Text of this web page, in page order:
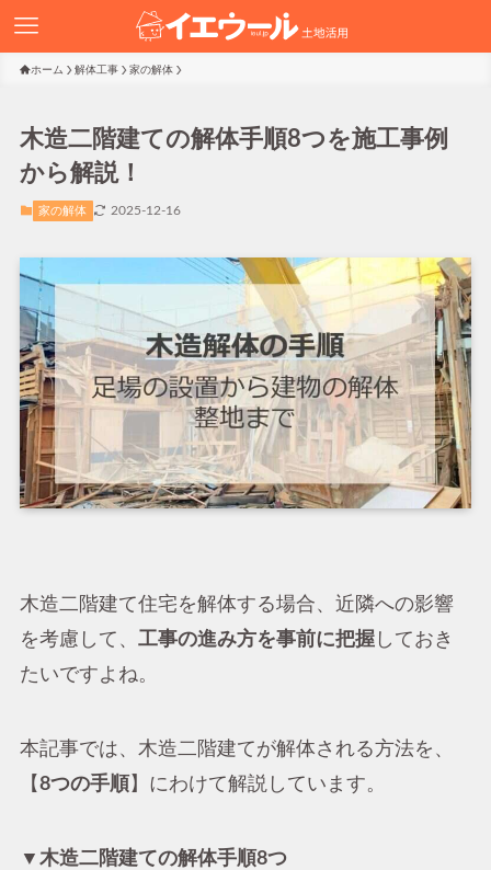
ホーム 解体工事 家の解体
木造二階建ての解体手順8つを施工事例
から解説！
家の解体 2025-12-16
木造二階建て住宅を解体する場合、近隣への影響
を考慮して、 工事の進み方を事前に把握しておき
たいですよね。
本記事では、木造二階建てが解体される方法を、
【 8つの手順 】にわけて解説しています。
▼木造二階建ての解体手順8つ